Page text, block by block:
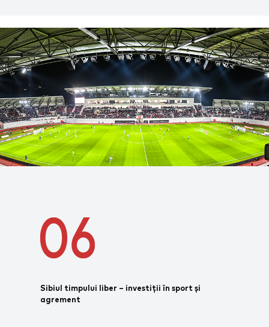
Sibiul timpului liber – investiții în sport și
agrement